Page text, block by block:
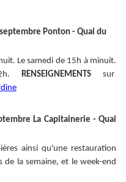
Ponton - Quai du
Le samedi de 15h à minuit.
RENSEIGNEMENTSsur
La Capitainerie - Quai
ainsi qu'une restauration
la semaine, et le week-end